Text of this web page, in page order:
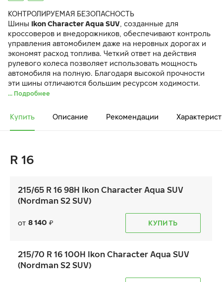
КОНТРОЛИРУЕМАЯ БЕЗОПАСНОСТЬ
Шины Ikon Character Aqua SUV , созданные для
кроссоверов и внедорожников, обеспечивают контроль
управления автомобилем даже на неровных дорогах и
экономят расход топлива. Четкий ответ на действия
рулевого колеса позволяет использовать мощность
автомобиля на полную. Благодаря высокой прочности
эти шины отличаются большим ресурсом ходимости.
... Подробнее
Купить Описание Рекомендации
R 16
215/65 R 16 98H Ikon Character Aqua SUV
(Nordman S2 SUV)
от 8 140 ₽ КУПИТЬ
215/70 R 16 100H Ikon Character Aqua SUV
(Nordman S2 SUV)Ikon Autograph Ultra 2